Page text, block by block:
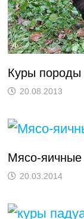
Куры породы
20.08.2013
Мясо-
20.03.2014